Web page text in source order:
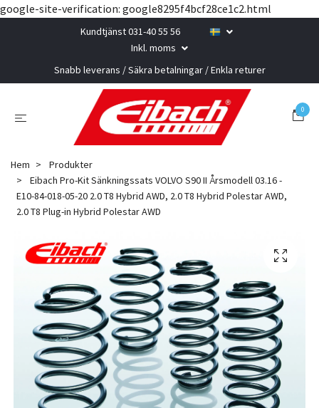
google-site-verification: google8295f4bcf28ce1c2.html
Kundtjänst 031-40 55 56
Inkl. moms
Snabb leverans / Säkra betalningar / Enkla returer
0
Hem
Produkter
Eibach Pro-Kit Sänkningssats VOLVO S90 II Årsmodell 03.16 -
E10-84-018-05-20 2.0 T8 Hybrid AWD, 2.0 T8 Hybrid Polestar AWD,
2.0 T8 Plug-in Hybrid Polestar AWD